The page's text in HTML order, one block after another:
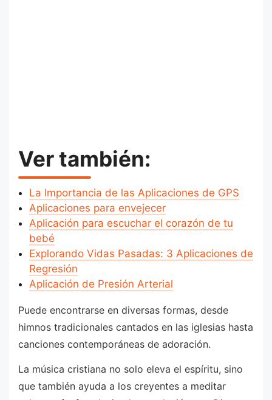
Ver también:
La Importancia de las Aplicaciones de GPS
Aplicaciones para envejecer
Aplicación para escuchar el corazón de tu
bebé
Explorando Vidas Pasadas: 3 Aplicaciones de
Regresión
Aplicación de Presión Arterial
Puede encontrarse en diversas formas, desde
himnos tradicionales cantados en las iglesias hasta
canciones contemporáneas de adoración.
La música cristiana no solo eleva el espíritu, sino
que también ayuda a los creyentes a meditar